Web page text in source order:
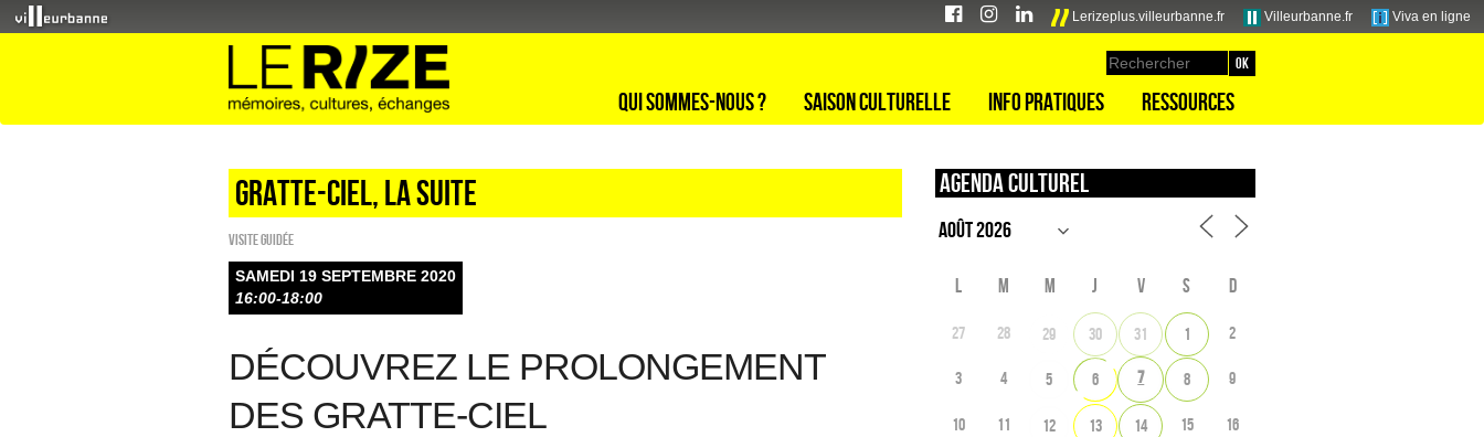
Lerizeplus.villeurbanne.fr Villeurbanne.fr Viva en ligne
Qui sommes-nous ? Saison culturelle Info pratiques Ressources
Gratte-ciel, la suite
Visite guidée
SAMEDI 19 SEPTEMBRE 2020
16:00-18:00
DÉCOUVREZ LE PROLONGEMENT
DES GRATTE-CIEL
Agenda culturel
L M M J V S D
27 28 29 30 31 1 2
3 4 5 6 7 8 9
10 11 12 13 14 15 16